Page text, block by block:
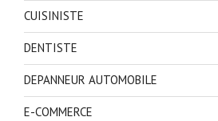
CUISINISTE
DENTISTE
DEPANNEUR AUTOMOBILE
E-COMMERCE